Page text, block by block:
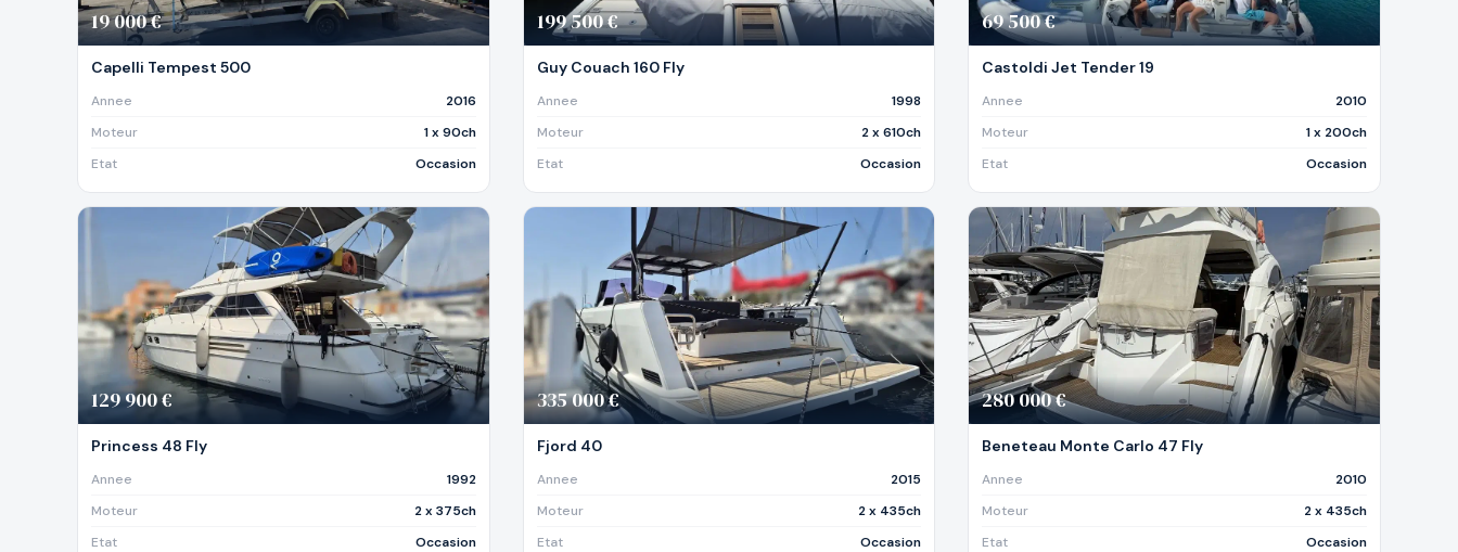
19 000 €
Capelli Tempest 500
Annee
2016
Moteur
1 x 90ch
Etat
Occasion
199 500 €
Guy Couach 160 Fly
Annee
1998
Moteur
2 x 610ch
Etat
Occasion
69 500 €
Castoldi Jet Tender 19
Annee
2010
Moteur
1 x 200ch
Etat
Occasion
129 900 €
Princess 48 Fly
Annee
1992
Moteur
2 x 375ch
Etat
Occasion
335 000 €
Fjord 40
Annee
2015
Moteur
2 x 435ch
Etat
Occasion
280 000 €
Beneteau Monte Carlo 47 Fly
Annee
2010
Moteur
2 x 435ch
Etat
Occasion